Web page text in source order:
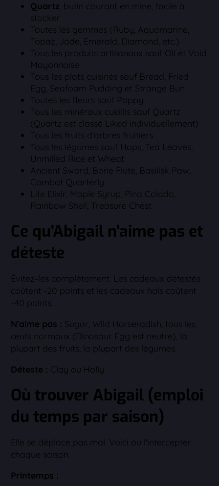
Quartz, butin courant en mine, facile à
stocker
Toutes les gemmes (Ruby, Aquamarine,
Topaz, Jade, Emerald, Diamond, etc.)
Tous les produits artisanaux sauf Oil et Void
Mayonnaise
Tous les plats cuisinés sauf Bread, Fried
Egg, Seafoam Pudding et Strange Bun
Toutes les fleurs sauf Poppy
Tous les minéraux cueillis sauf Quartz
(Quartz est classé Liked individuellement)
Tous les fruits d'arbres fruitiers
Tous les légumes sauf Hops, Tea Leaves,
Unmilled Rice et Wheat
Ancient Sword, Bone Flute, Basilisk Paw,
Combat Quarterly
Life Elixir, Maple Syrup, Pina Colada,
Rainbow Shell, Treasure Chest
Ce qu'Abigail n'aime pas et
déteste
Évitez-les complètement. Les cadeaux détestés
coûtent -20 points et les cadeaux haïs coûtent
-40 points.
N'aime pas : Sugar, Wild Horseradish, tous les
œufs normaux (Dinosaur Egg est neutre), la
plupart des fruits, la plupart des légumes.
Déteste : Clay ou Holly.
Où trouver Abigail (emploi
du temps par saison)
Elle se déplace pas mal. Voici où l'intercepter
chaque saison.
Printemps :